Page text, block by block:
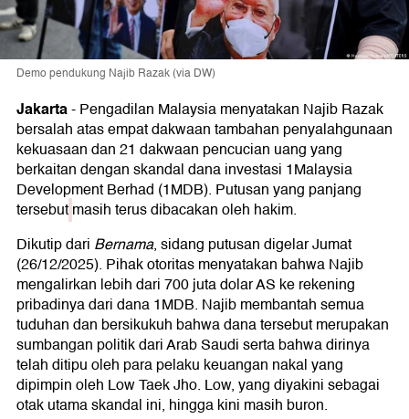
Demo pendukung Najib Razak (via DW)
Jakarta-Pengadilan Malaysia menyatakan Najib Razak
bersalah atas empat dakwaan tambahan penyalahgunaan
kekuasaan dan 21 dakwaan pencucian uang yang
berkaitan dengan skandal dana investasi 1Malaysia
Development Berhad (1MDB). Putusan yang panjang
tersebutmasih terus dibacakan oleh hakim.
Dikutip dari Bernama, sidang putusan digelar Jumat
(26/12/2025). Pihak otoritas menyatakan bahwa Najib
mengalirkan lebih dari 700 juta dolar AS ke rekening
pribadinya dari dana 1MDB. Najib membantah semua
tuduhan dan bersikukuh bahwa dana tersebut merupakan
sumbangan politik dari Arab Saudi serta bahwa dirinya
telah ditipu oleh para pelaku keuangan nakal yang
dipimpin oleh Low Taek Jho. Low, yang diyakini sebagai
otak utama skandal ini, hingga kini masih buron.